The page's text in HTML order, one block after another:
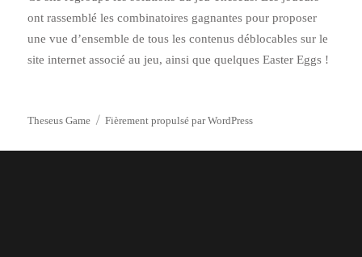
ont rassemblé les combinatoires gagnantes pour proposer
une vue d’ensemble de tous les contenus déblocables sur le
site internet associé au jeu, ainsi que quelques Easter Eggs !
Theseus Game Fièrement propulsé par WordPress